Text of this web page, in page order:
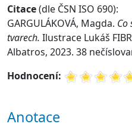
Citace(dle ČSN ISO 690):
GARGULÁKOVÁ, Magda. Co
tvarech. Ilustrace Lukáš
Albatros, 2023. 38
Hodnocení:
Anotace